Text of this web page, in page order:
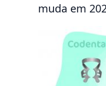
muda em